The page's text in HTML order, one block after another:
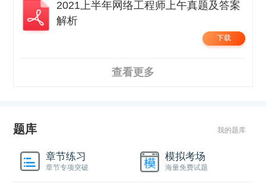
2021上半年网络工程师上午真题及答案
解析
下载
查看更多
题库 我的题库
章节练习
章节专项突破
模拟考场
海量免费试题